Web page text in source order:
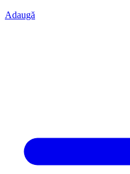
Adaugă